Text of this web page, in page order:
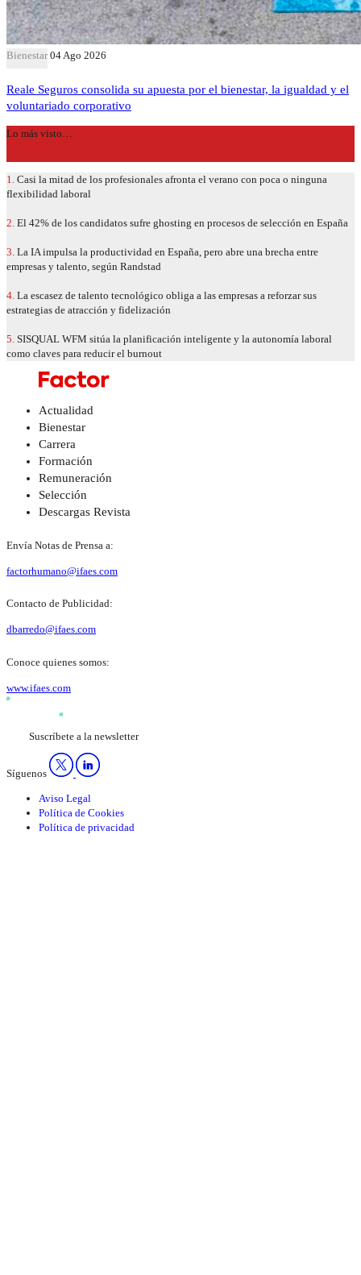
Bienestar 04 Ago 2026
Reale Seguros consolida su apuesta por el bienestar, la igualdad y el
voluntariado corporativo
Lo más visto…
1. Casi la mitad de los profesionales afronta el verano con poca o ninguna
flexibilidad laboral
2. El 42% de los candidatos sufre ghosting en procesos de selección en España
3. La IA impulsa la productividad en España, pero abre una brecha entre
empresas y talento, según Randstad
4. La escasez de talento tecnológico obliga a las empresas a reforzar sus
estrategias de atracción y fidelización
5. SISQUAL WFM sitúa la planificación inteligente y la autonomía laboral
como claves para reducir el burnout
Actualidad
Bienestar
Carrera
Formación
Remuneración
Selección
Descargas Revista
Envía Notas de Prensa a:
factorhumano@ifaes.com
Contacto de Publicidad:
dbarredo@ifaes.com
Conoce quienes somos:
www.ifaes.com
Suscríbete a la newsletter
Síguenos
Aviso Legal
Política de Cookies
Política de privacidad